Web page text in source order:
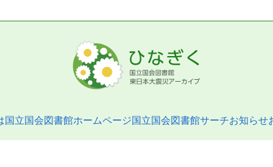
国立国会図書館ホームページ国立国会図書館サーチお知らせ